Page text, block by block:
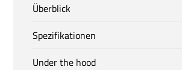
Überblick
Spezifikationen
Under the hood